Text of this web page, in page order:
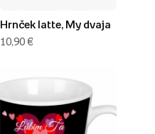
Hrnček latte, My dvaja
10,90 €